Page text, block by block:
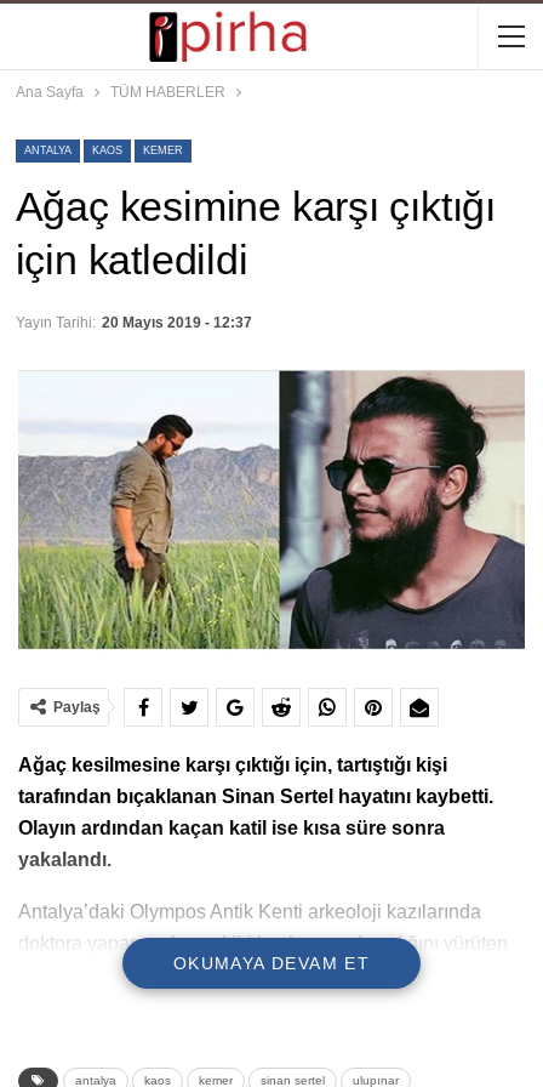
Ana Sayfa TÜM HABERLER
ANTALYA KAOS KEMER
Ağaç kesimine karşı çıktığı
için katledildi
Yayın Tarihi: 20 Mayıs 2019 - 12:37
Paylaş
Ağaç kesilmesine karşı çıktığı için, tartıştığı kişi
tarafından bıçaklanan Sinan Sertel hayatını kaybetti.
Olayın ardından kaçan katil ise kısa süre sonra
yakalandı.
Antalya’daki Olympos Antik Kenti arkeoloji kazılarında
doktora yapan ve kazı ekibi başkan yardımcılığını yürüten
32 yaşındaki Sinan Sertel, Kemer ilçesinde ağaç
OKUMAYA DEVAM ET
antalya kaos kemer sinan sertel ulupınar